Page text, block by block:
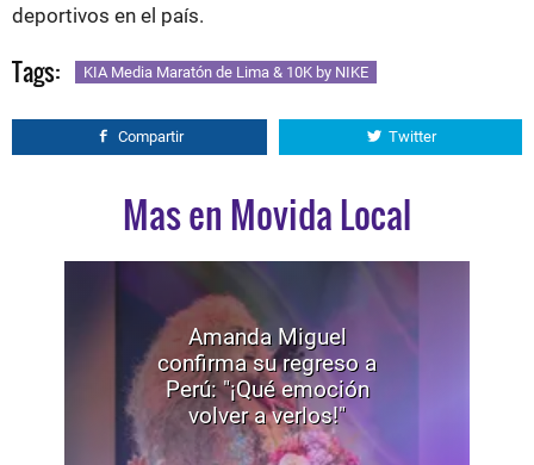
deportivos en el país.
Tags: KIA Media Maratón de Lima & 10K by NIKE
Compartir Twitter
Mas en Movida Local
Amanda Miguel
confirma su regreso a
Perú: "¡Qué emoción
volver a verlos!"